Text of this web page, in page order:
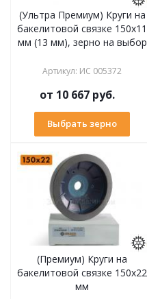
(Ультра Премиум) Круги на
бакелитовой связке 150х11
мм (13 мм), зерно на выбор
Артикул: ИС 005372
от 10 667 руб.
Выбрать зерно
(Премиум) Круги на
бакелитовой связке 150х22
мм